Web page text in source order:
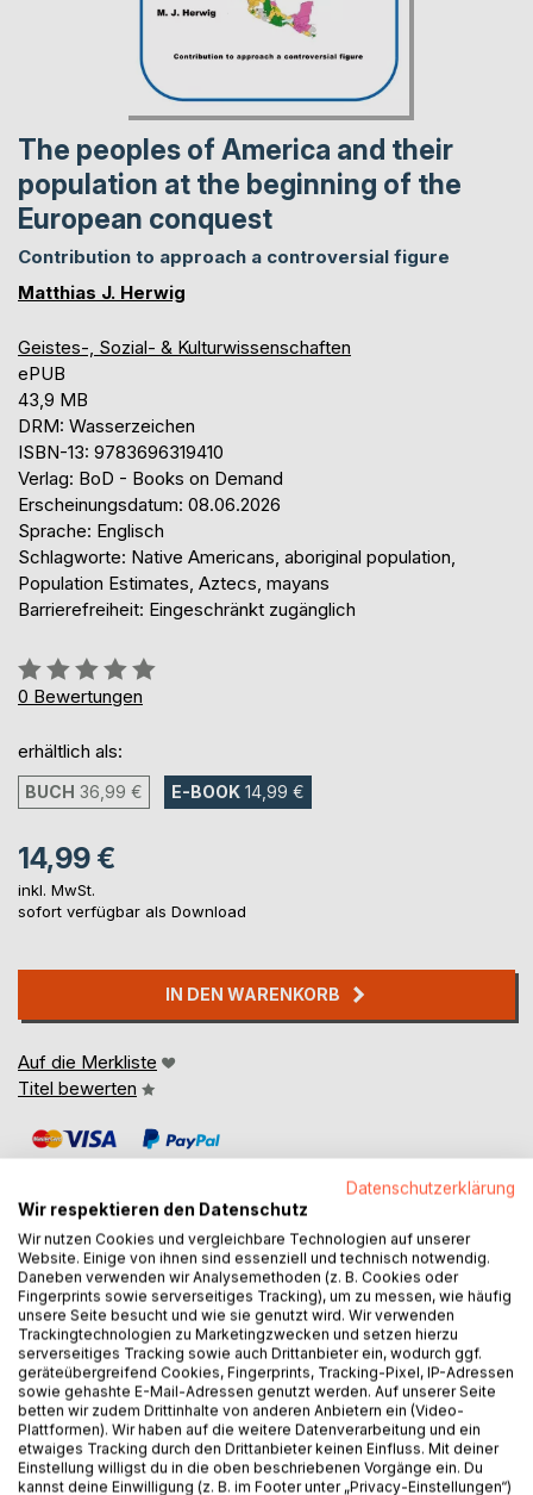
The peoples of America and their
population at the beginning of the
European conquest
Contribution to approach a controversial figure
Matthias J. Herwig
Geistes-, Sozial- & Kulturwissenschaften
ePUB
43,9 MB
DRM: Wasserzeichen
ISBN-13: 9783696319410
Verlag: BoD - Books on Demand
Erscheinungsdatum: 08.06.2026
Sprache: Englisch
Schlagworte: Native Americans, aboriginal population,
Population Estimates, Aztecs, mayans
Barrierefreiheit: Eingeschränkt zugänglich
Bewertung::
0%
0 Bewertungen
erhältlich als:
BUCH 36,99 € E-BOOK 14,99 €
14,99 €
inkl. MwSt.
sofort verfügbar als Download
IN DEN WARENKORB
Auf die Merkliste
Titel bewerten
BESCHREIBUNG
This book is intended for readers and researchers with a
particular interest in the indigenous peoples of the
Americas. It is intended to be scholarly.
The book's main objective is to estimate the original
population of the Americas at the beginning of European
conquest and colonization. To this end, the population
figures of approximately 1,500 peoples or ethnic groups
Datenschutzerklärung
Wir respektieren den Datenschutz
Wir nutzen Cookies und vergleichbare Technologien auf unserer
Website. Einige von ihnen sind essenziell und technisch notwendig.
Daneben verwenden wir Analysemethoden (z. B. Cookies oder
Fingerprints sowie serverseitiges Tracking), um zu messen, wie häufig
unsere Seite besucht und wie sie genutzt wird. Wir verwenden
Trackingtechnologien zu Marketingzwecken und setzen hierzu
serverseitiges Tracking sowie auch Drittanbieter ein, wodurch ggf.
geräteübergreifend Cookies, Fingerprints, Tracking-Pixel, IP-Adressen
sowie gehashte E-Mail-Adressen genutzt werden. Auf unserer Seite
betten wir zudem Drittinhalte von anderen Anbietern ein (Video-
Plattformen). Wir haben auf die weitere Datenverarbeitung und ein
etwaiges Tracking durch den Drittanbieter keinen Einfluss. Mit deiner
Einstellung willigst du in die oben beschriebenen Vorgänge ein. Du
kannst deine Einwilligung (z. B. im Footer unter „Privacy-Einstellungen“)